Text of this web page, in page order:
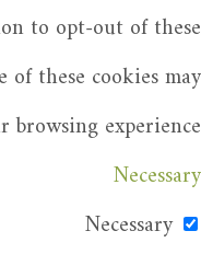
to opt-out of these
these cookies may
experience.
Necessary
Necessary